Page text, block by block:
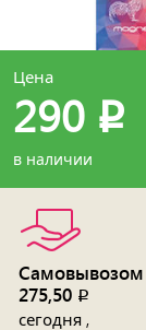
Цена
290 p
в наличии
275,50 p
сегодня ,